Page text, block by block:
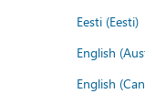
Eesti (Eesti)
English
English